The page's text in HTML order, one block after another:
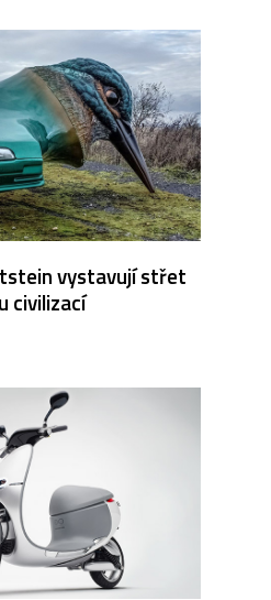
vystavují střet
civilizací